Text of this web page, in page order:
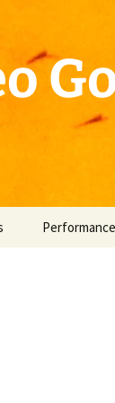
Performance